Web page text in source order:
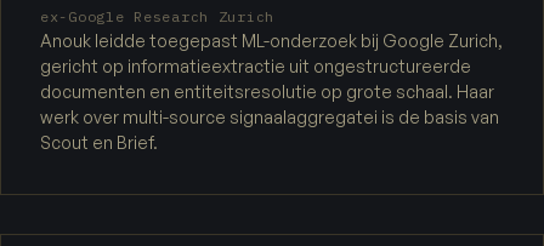
ex-Google Research Zurich
Anouk leidde toegepast ML-onderzoek bij Google Zurich,
gericht op informatieextractie uit ongestructureerde
documenten en entiteitsresolutie op grote schaal. Haar
werk over multi-source signaalaggregatei is de basis van
Scout en Brief.